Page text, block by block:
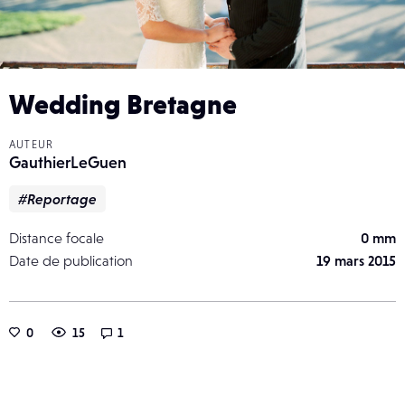
Wedding Bretagne
AUTEUR
GauthierLeGuen
#Reportage
Distance focale
0 mm
Date de publication
19 mars 2015
0 15 1